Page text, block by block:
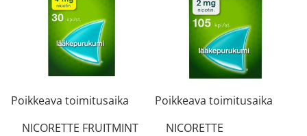
Poikkeava toimitusaika
NICORETTE FRUITMINT
Poikkeava toimitusaika
NICORETTE